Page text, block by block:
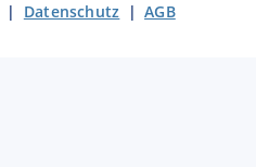
| Datenschutz |AGB